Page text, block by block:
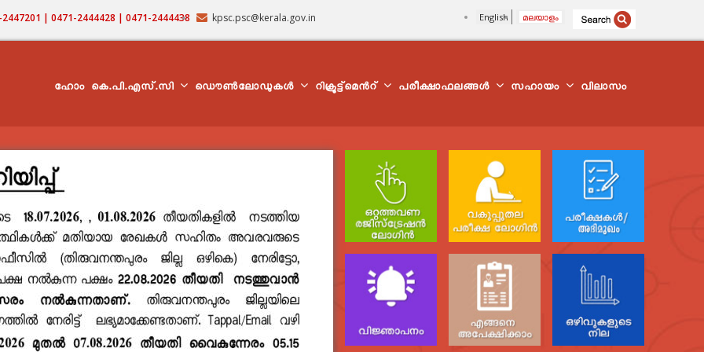
| 0471-2444428 | 0471-2444438 kpsc.psc@kerala.gov.in English മലയാളം
NAVIGATION
ഹോം കെ.പി.എസ്.സി ഡൌൺലോഡുകൾ റിക്രൂട്ട്മെന്‍റ് പരീക്ഷാഫലങ്ങൾ സഹായം വിലാസം